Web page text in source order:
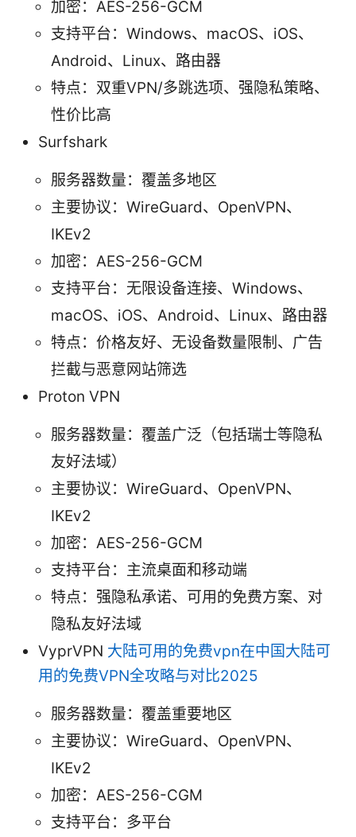
加密：AES-256-GCM
支持平台：Windows、macOS、iOS、
Android、Linux、路由器
特点：双重VPN/多跳选项、强隐私策略、
性价比高
Surfshark
服务器数量：覆盖多地区
主要协议：WireGuard、OpenVPN、
IKEv2
加密：AES-256-GCM
支持平台：无限设备连接、Windows、
macOS、iOS、Android、Linux、路由器
特点：价格友好、无设备数量限制、广告
拦截与恶意网站筛选
Proton VPN
服务器数量：覆盖广泛（包括瑞士等隐私
友好法域）
主要协议：WireGuard、OpenVPN、
IKEv2
加密：AES-256-GCM
支持平台：主流桌面和移动端
特点：强隐私承诺、可用的免费方案、对
隐私友好法域
VyprVPN 大陆可用的免费vpn在中国大陆可
用的免费VPN全攻略与对比2025
服务器数量：覆盖重要地区
主要协议：WireGuard、OpenVPN、
IKEv2
加密：AES-256-CGM
支持平台：多平台